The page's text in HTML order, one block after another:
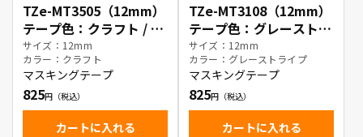
TZe-MT3505（12mm）
テープ色：クラフト / 白
文字
サイズ：12mm
カラー：クラフト
マスキングテープ
825
カートに入れる
TZe-MT3108（12mm）
テープ色：グレーストラ
イプ / 黒文字
サイズ：12mm
カラー：グレーストライプ
マスキングテープ
825
カートに入れる